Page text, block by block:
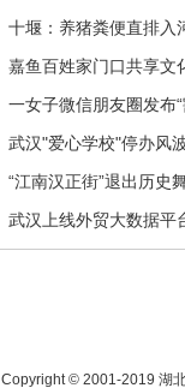
推优惠政策
十堰：养猪粪便直排入
偿40余万元
嘉鱼百姓家门口共享文
馆讲座家里看
一女子微信朋友圈发布
发现竟是闹剧
武汉"爱心学校"停办风
“江南汉正街”退出历史
武汉上线外贸大数据平
Copyright © 2001-2019 湖